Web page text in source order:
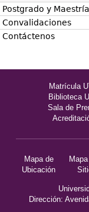
Postgrado y Maestría
Convalidaciones
Contáctenos
Matrícula
Biblioteca
Sala de
Mapa de
Ubicación
Mapa
Dirección: